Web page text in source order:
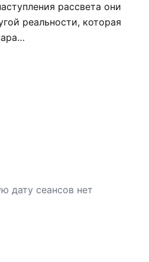
рассвета они
реальности, которая
дату сеансов нет